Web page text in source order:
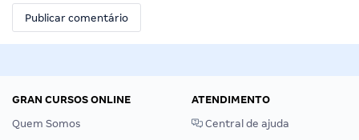
GRAN CURSOS ONLINE
Quem Somos
ATENDIMENTO
Central de ajuda